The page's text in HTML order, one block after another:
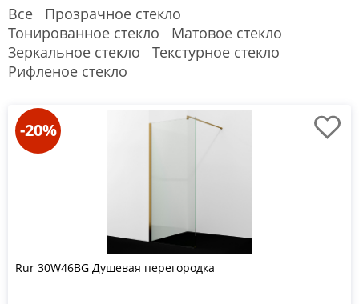
Все
Прозрачное стекло
Тонированное стекло
Матовое стекло
Зеркальное стекло
Текстурное стекло
Рифленое стекло
-20%
Rur 30W46BG Душевая перегородка